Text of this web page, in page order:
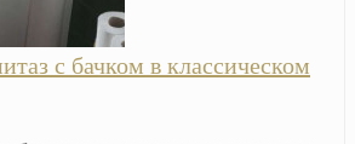
с бачком в классическом